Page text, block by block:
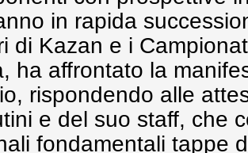
in rapida
di Kazan e i
ha affrontato la
rispondendo alle
e del suo staff, che
fondamentali tappe